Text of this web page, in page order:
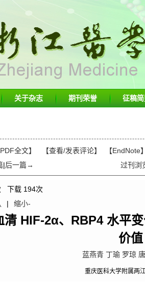
关于杂志 期刊荣誉 征稿
全文】 【查看/发表评论】
【EndNote
|后一篇→ 过刊浏
下载 194次
| 缩小-
清 HIF-2α、RBP4 水平
价值
蓝燕青 丁瑜 罗琼
重庆医科大学附属两